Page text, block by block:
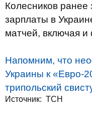
Колесников ранее
зарплаты в
матчей, включая
Напомним, что
Украины к «Евро-
трипольский
Источник: ТСН